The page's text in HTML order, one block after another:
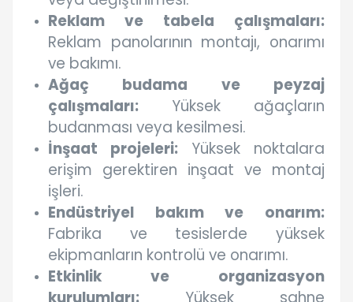
Reklam ve tabela çalışmaları:
Reklam panolarının montajı, onarımı
ve bakımı.
Ağaç budama ve peyzaj
çalışmaları: Yüksek ağaçların
budanması veya kesilmesi.
İnşaat projeleri: Yüksek noktalara
erişim gerektiren inşaat ve montaj
işleri.
Endüstriyel bakım ve onarım:
Fabrika ve tesislerde yüksek
ekipmanların kontrolü ve onarımı.
Etkinlik ve organizasyon